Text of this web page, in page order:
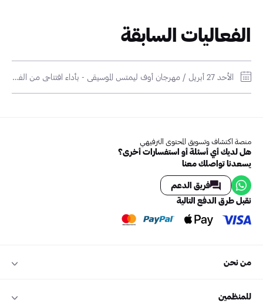
الفعاليات السابقة
الأحد 27 أبريل / مهرجان أوف ليمتس الموسيقي - بأداء افتتاحي من الفنان إد شيرين / الاتحاد بارك
منصة اكتشاف وتسويق المحتوى الترفيهي
هل لديك أي أسئلة أو استفسارات أخرى؟
يسعدنا تواصلك معنا
فريق الدعم
نقبل طرق الدفع التالية
من نحن
للمنظمين